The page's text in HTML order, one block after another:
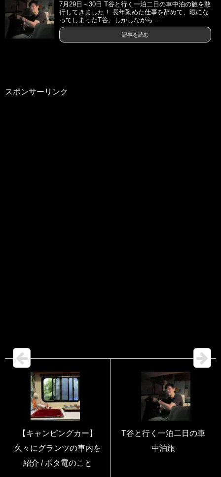
7月29日～30日 T谷と行く一泊二日の車中泊の旅を敢
行してきました！ 長年勤めた仕事を辞めて、暇にな
ってしまったT谷。しかしながら...
記事を読む
スポンサーリンク
【キャンピングカー】
久々にグランツの車内を
紹介 / ポタ電のこと
T谷と行く一泊二日の車
中泊旅